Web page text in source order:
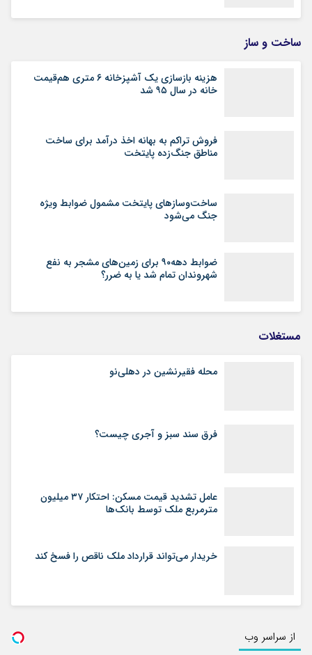
ساخت و ساز
هزینه بازسازی یک آشپزخانه ۶ متری هم‌قیمت
خانه در سال ۹۵ شد
فروش تراکم به بهانه اخذ درآمد برای ساخت
مناطق جنگ‌زده پایتخت
ساخت‌وسازهای پایتخت مشمول ضوابط ویژه
جنگ می‌شود
ضوابط دهه۹۰ برای زمین‌های مشجر به نفع
شهروندان تمام شد یا به ضرر؟
مستغلات
محله فقیرنشین در دهلی‏‌نو
فرق سند سبز و آجری چیست؟
عامل تشدید قیمت مسکن: احتکار ۳۷ میلیون
مترمربع ملک توسط بانک‌ها
خریدار می‌تواند قرارداد ملک ناقص را فسخ کند
از سراسر وب